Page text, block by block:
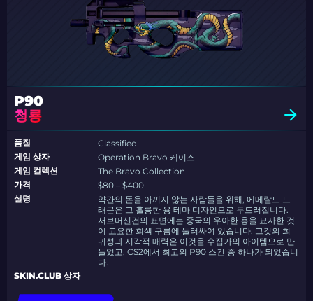
P90
청룡
품질
Classified
게임 상자
Operation Bravo 케이스
게임 컬렉션
The Bravo Collection
가격
$80 – $400
설명
약간의 돈을 아끼지 않는 사람들을 위해, 에메랄드 드
래곤은 그 훌륭한 용 테마 디자인으로 두드러집니다.
서브머신건의 표면에는 중국의 우아한 용을 묘사한 것
이 고요한 회색 구름에 둘러싸여 있습니다. 그것의 희
귀성과 시각적 매력은 이것을 수집가의 아이템으로 만
들었고, CS2에서 최고의 P90 스킨 중 하나가 되었습니
다.
SKIN.CLUB 상자